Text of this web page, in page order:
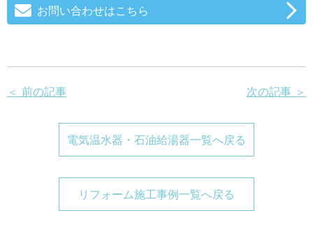
お問い合わせはこちら
＜ 前の記事 次の記事 ＞
電気温水器・石油給湯器一覧へ戻る
リフォーム施工事例一覧へ戻る